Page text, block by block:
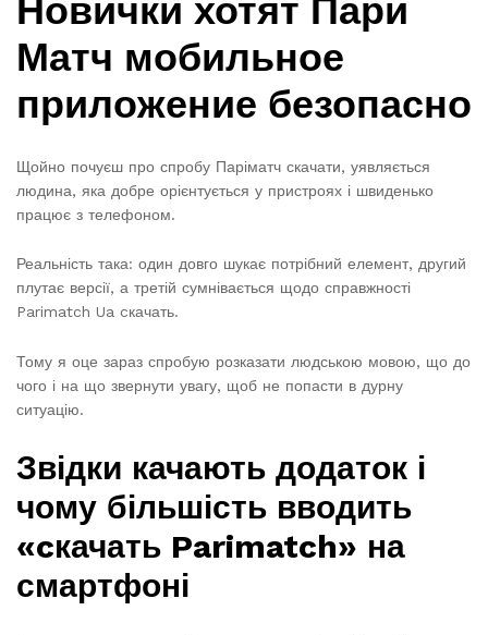
Новички хотят Пари
Матч мобильное
приложение безопасно
Щойно почуєш про спробу Паріматч скачати, уявляється
людина, яка добре орієнтується у пристроях і швиденько
працює з телефоном.
Реальність така: один довго шукає потрібний елемент, другий
плутає версії, а третій сумнівається щодо справжності
Parimatch Ua cкачать.
Тому я оце зараз спробую розказати людською мовою, що до
чого і на що звернути увагу, щоб не попасти в дурну
ситуацію.
Звідки качають додаток і
чому більшість вводить
«cкачать Parimatch» на
смартфоні